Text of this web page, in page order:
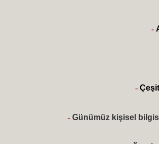
-
-
- Günümüz kişisel